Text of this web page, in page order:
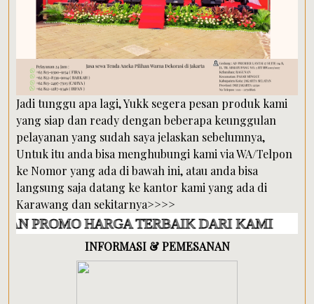
Jadi tunggu apa lagi, Yukk segera pesan produk kami
yang siap dan ready dengan beberapa keunggulan
pelayanan yang sudah saya jelaskan sebelumnya,
Untuk itu anda bisa menghubungi kami via WA/Telpon
ke Nomor yang ada di bawah ini, atau anda bisa
langsung saja datang ke kantor kami yang ada di
Karawang dan sekitarnya>>>>
HARGA TERBAIK DARI KAMI
INFORMASI & PEMESANAN